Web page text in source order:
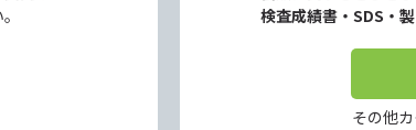
検査成績書・SDS・
その他